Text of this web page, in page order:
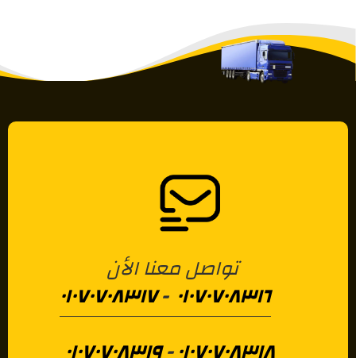
تواصل معنا الأن
٠١٠٧٠٧٠٨٣١٦ -٠١٠٧٠٧٠٨٣١٧